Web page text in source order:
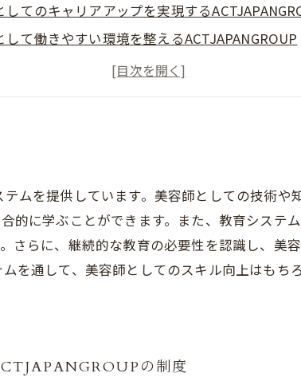
してのキャリアアップを実現する
して働きやすい環境を整えるACTJAPANGROUP
で注目の美容室ACTJAPANGROUPの特徴とは
ムを提供しています。美容師としての技術
的に学ぶことができます。また、教育システ
さらに、継続的な教育の必要性を認識し、美
を通して、美容師としてのスキル向上はも
の制度